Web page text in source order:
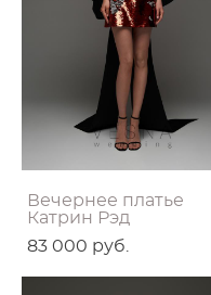
Вечернее платье
Катрин Рэд
83 000 pуб.